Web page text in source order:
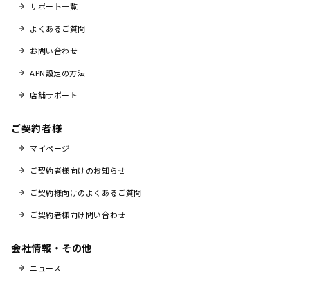
サポート一覧
よくあるご質問
お問い合わせ
APN設定の方法
店舗サポート
ご契約者様
マイページ
ご契約者様向けのお知らせ
ご契約様向けのよくあるご質問
ご契約者様向け問い合わせ
会社情報・その他
ニュース